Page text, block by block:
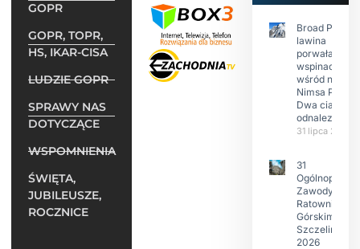
GOPR
GOPR, TOPR,
HS, IKAR-CISA
LUDZIE GOPR
SPRAWY NAS
DOTYCZĄCE
WSPOMNIENIA
ŚWIĘTA,
JUBILEUSZE,
ROCZNICE
Broad Peak:
lawina
porwała 10
wspinaczy,
wśród nich
Nimsa Purję.
Dwa ciała
odnalezione.
31 lipca 2026
31
Ogólnopolskie
Zawody w
Ratownictwie
Górskim –
Szczeliniec
2026